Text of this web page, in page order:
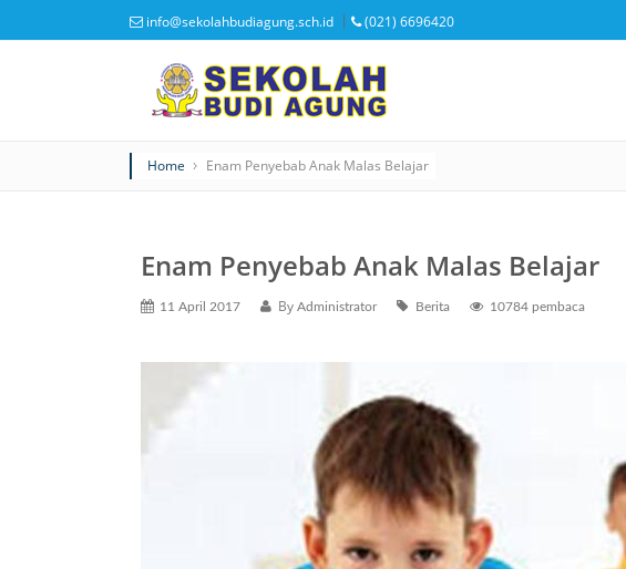
info@sekolahbudiagung.sch.id (021) 6696420
Home Enam Penyebab Anak Malas Belajar
Enam Penyebab Anak Malas Belajar
11 April 2017 By Administrator Berita 10784 pembaca